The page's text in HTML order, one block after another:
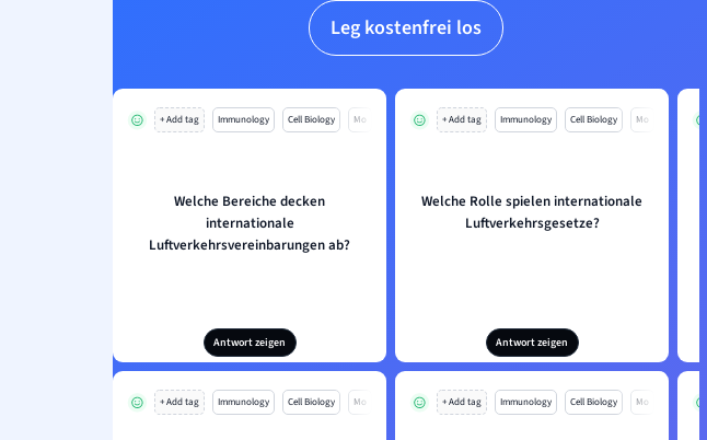
Leg kostenfrei los
+ Add tag Immunology Cell Biology Mo
Welche Bereiche decken
internationale
Luftverkehrsvereinbarungen ab?
Antwort zeigen
+ Add tag Immunology Cell Biology Mo
Welche Rolle spielen internationale
Luftverkehrsgesetze?
Antwort zeigen
+ Add tag Immunology Cell Biology Mo + Add tag Immunology Cell Biology Mo